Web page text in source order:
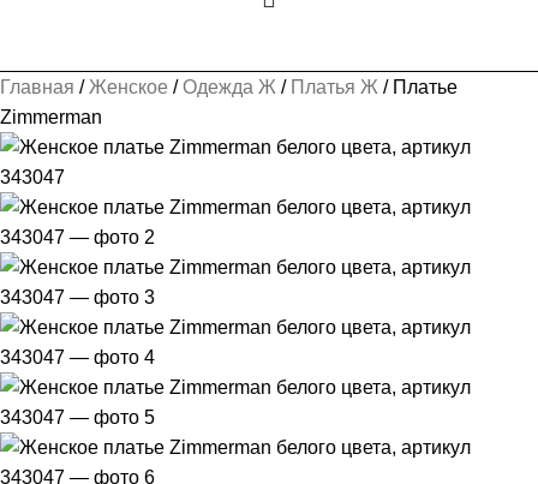
Главная Женское Одежда Ж Платья Ж
Платье
Zimmerman